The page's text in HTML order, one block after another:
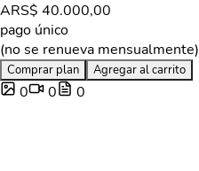
ARS$ 40.000,00
pago único
(no se renueva mensualmente)
Comprar plan Agregar al carrito
0 0 0